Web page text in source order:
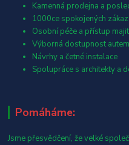
Kamenná prodejna a
1000ce spokojených
Osobní péče a přístup
Výborná dostupnost
Návrhy a četné instalace
Spolupráce s architekty a
Pomáháme:
Jsme přesvědčení, že velké